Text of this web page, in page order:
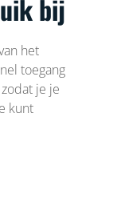
bij
het
toegang
je je
kunt